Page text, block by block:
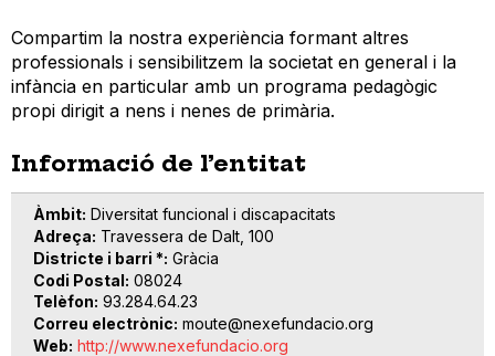
Compartim la nostra experiència formant altres
professionals i sensibilitzem la societat en general i la
infància en particular amb un programa pedagògic
propi dirigit a nens i nenes de primària.
Informació de l’entitat
Àmbit Diversitat funcional i discapacitats
Adreça Travessera de Dalt, 100
Districte i barri * Gràcia
Codi Postal 08024
Telèfon 93.284.64.23
Correu electrònic moute@nexefundacio.org
Web http://www.nexefundacio.org